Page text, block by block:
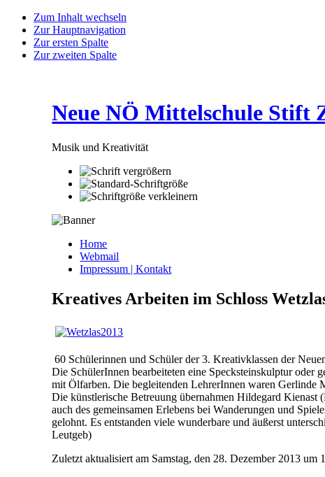
Zum Inhalt wechseln
Zur Hauptnavigation
Zur ersten Spalte
Zur zweiten Spalte
Neue NÖ Mittelschule Stift
Musik und Kreativität
Home
Webmail
Impressum | Kontakt
Kreatives Arbeiten im Schloss
60 Schülerinnen und Schüler der 3. Kreativklassen der
Die SchülerInnen bearbeiteten eine Specksteinskulptur oder
mit Ölfarben. Die begleitenden LehrerInnen waren Gerlinde
Die künstlerische Betreuung übernahmen Hildegard
auch des gemeinsamen Erlebens bei Wanderungen und
gelohnt. Es entstanden viele wunderbare und äußerst
Leutgeb)
Zuletzt aktualisiert am Samstag, den 28. Dezember 2013 um